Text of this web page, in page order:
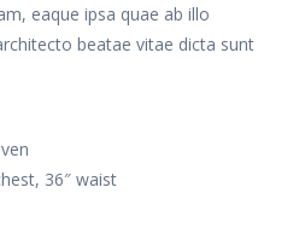
eaque ipsa quae ab illo
beatae vitae dicta sunt
36″ waist